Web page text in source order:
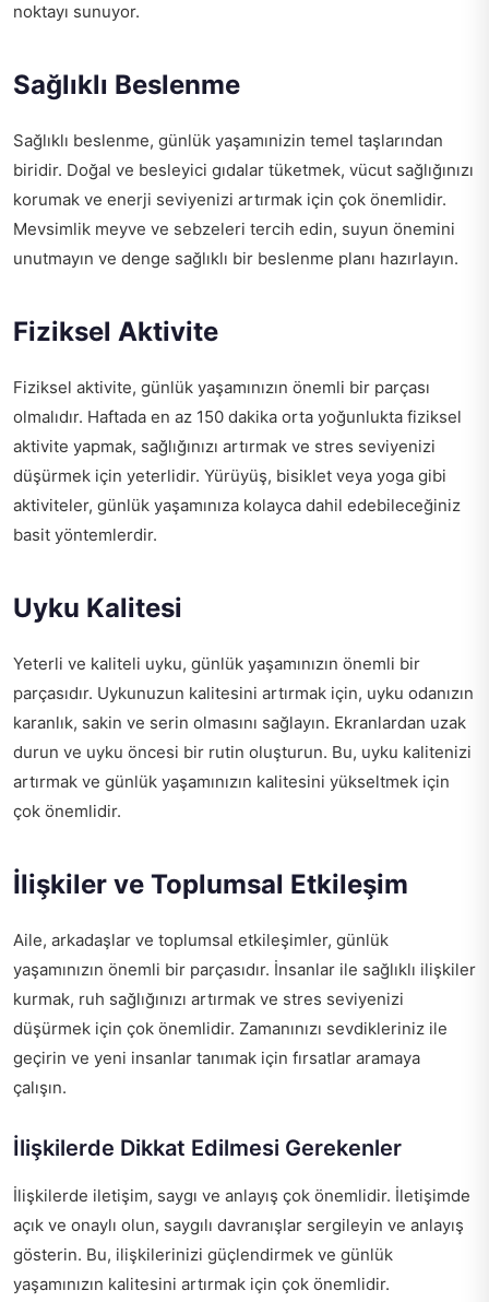
noktayı sunuyor.
Sağlıklı Beslenme
Sağlıklı beslenme, günlük yaşamınizin temel taşlarından
biridir. Doğal ve besleyici gıdalar tüketmek, vücut sağlığınızı
korumak ve enerji seviyenizi artırmak için çok önemlidir.
Mevsimlik meyve ve sebzeleri tercih edin, suyun önemini
unutmayın ve denge sağlıklı bir beslenme planı hazırlayın.
Fiziksel Aktivite
Fiziksel aktivite, günlük yaşamınızın önemli bir parçası
olmalıdır. Haftada en az 150 dakika orta yoğunlukta fiziksel
aktivite yapmak, sağlığınızı artırmak ve stres seviyenizi
düşürmek için yeterlidir. Yürüyüş, bisiklet veya yoga gibi
aktiviteler, günlük yaşamınıza kolayca dahil edebileceğiniz
basit yöntemlerdir.
Uyku Kalitesi
Yeterli ve kaliteli uyku, günlük yaşamınızın önemli bir
parçasıdır. Uykunuzun kalitesini artırmak için, uyku odanızın
karanlık, sakin ve serin olmasını sağlayın. Ekranlardan uzak
durun ve uyku öncesi bir rutin oluşturun. Bu, uyku kalitenizi
artırmak ve günlük yaşamınızın kalitesini yükseltmek için
çok önemlidir.
İlişkiler ve Toplumsal Etkileşim
Aile, arkadaşlar ve toplumsal etkileşimler, günlük
yaşamınızın önemli bir parçasıdır. İnsanlar ile sağlıklı ilişkiler
kurmak, ruh sağlığınızı artırmak ve stres seviyenizi
düşürmek için çok önemlidir. Zamanınızı sevdikleriniz ile
geçirin ve yeni insanlar tanımak için fırsatlar aramaya
çalışın.
İlişkilerde Dikkat Edilmesi Gerekenler
İlişkilerde iletişim, saygı ve anlayış çok önemlidir. İletişimde
açık ve onaylı olun, saygılı davranışlar sergileyin ve anlayış
gösterin. Bu, ilişkilerinizi güçlendirmek ve günlük
yaşamınızın kalitesini artırmak için çok önemlidir.